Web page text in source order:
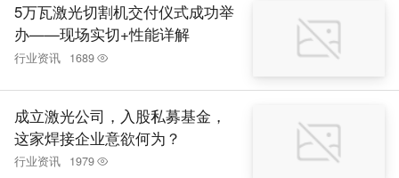
5万瓦激光切割机交付仪式成功举
办——现场实切+性能详解
行业资讯 1689
成立激光公司，入股私募基金，
这家焊接企业意欲何为？
行业资讯 1979